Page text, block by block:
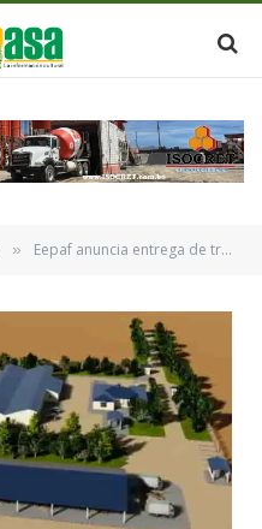
» Eepaf anuncia entrega de tres plantas de agroinsumos y bioinsumos este año